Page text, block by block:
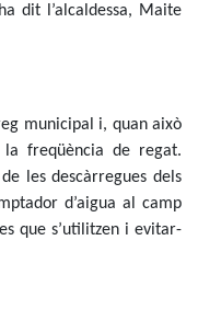
dit l’alcaldessa, Maite
municipal i, quan això
freqüència de regat.
les descàrregues dels
d’aigua al camp
que s’utilitzen i evitar-